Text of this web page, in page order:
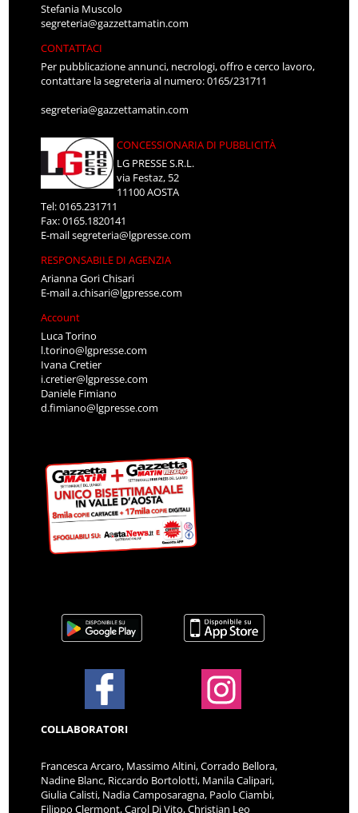
Stefania Muscolo
segreteria@gazzettamatin.com
CONTATTACI
Per pubblicazione annunci, necrologi, offro e cerco lavoro,
contattare la segreteria al numero: 0165/231711
segreteria@gazzettamatin.com
CONCESSIONARIA DI PUBBLICITÀ
LG PRESSE S.R.L.
via Festaz, 52
11100 AOSTA
Tel: 0165.231711
Fax: 0165.1820141
E-mailsegreteria@lgpresse.com
RESPONSABILE DI AGENZIA
Arianna Gori Chisari
E-maila.chisari@lgpresse.com
Account
Luca Torino
l.torino@lgpresse.com
Ivana Cretier
i.cretier@lgpresse.com
Daniele Fimiano
d.fimiano@lgpresse.com
COLLABORATORI
Francesca Arcaro, Massimo Altini, Corrado Bellora,
Nadine Blanc, Riccardo Bortolotti, Manila Calipari,
Giulia Calisti, Nadia Camposaragna, Paolo Ciambi,
Filippo Clermont, Carol Di Vito, Christian Leo